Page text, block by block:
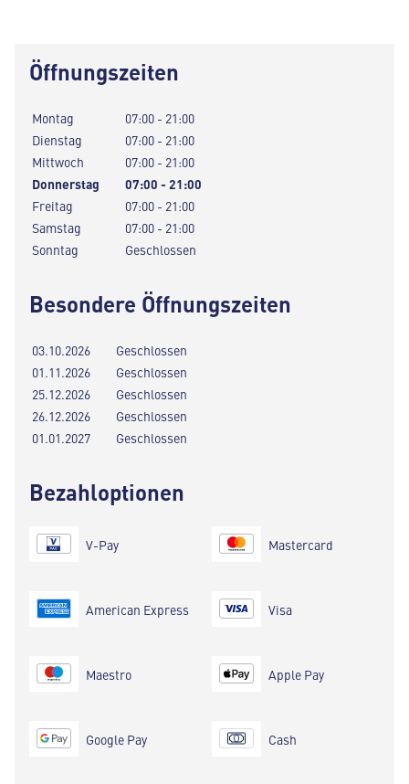
Öffnungszeiten
Montag
07:00 - 21:00
Dienstag
07:00 - 21:00
Mittwoch
07:00 - 21:00
Donnerstag
07:00 - 21:00
Freitag
07:00 - 21:00
Samstag
07:00 - 21:00
Sonntag
Geschlossen
Besondere Öffnungszeiten
03.10.2026
Geschlossen
01.11.2026
Geschlossen
25.12.2026
Geschlossen
26.12.2026
Geschlossen
01.01.2027
Geschlossen
Bezahloptionen
V-Pay
American Express
Maestro
Google Pay
Mastercard
Visa
Apple Pay
Cash